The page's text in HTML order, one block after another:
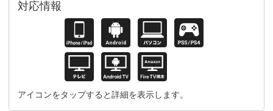
対応情報
アイコンをタップすると詳細を表示します。